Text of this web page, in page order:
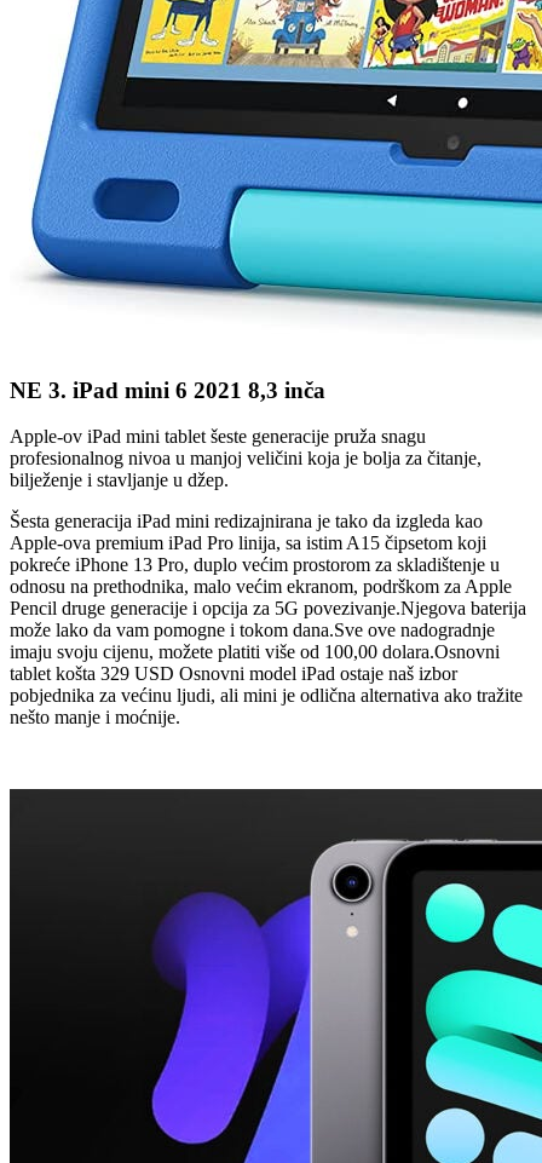
NE 3. iPad mini 6 2021 8,3 inča
Apple-ov iPad mini tablet šeste generacije pruža snagu
profesionalnog nivoa u manjoj veličini koja je bolja za čitanje,
bilježenje i stavljanje u džep.
Šesta generacija iPad mini redizajnirana je tako da izgleda kao
Apple-ova premium iPad Pro linija, sa istim A15 čipsetom koji
pokreće iPhone 13 Pro, duplo većim prostorom za skladištenje u
odnosu na prethodnika, malo većim ekranom, podrškom za Apple
Pencil druge generacije i opcija za 5G povezivanje.Njegova baterija
može lako da vam pomogne i tokom dana.Sve ove nadogradnje
imaju svoju cijenu, možete platiti više od 100,00 dolara.Osnovni
tablet košta 329 USD Osnovni model iPad ostaje naš izbor
pobjednika za većinu ljudi, ali mini je odlična alternativa ako tražite
nešto manje i moćnije.